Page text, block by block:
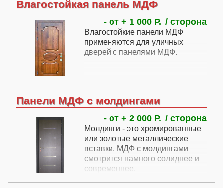
Влагостойкая панель МДФ
сторона
- от + 1 000 Р.
Влагостойкие панели МДФ
применяются для уличных
дверей с панелями МДФ.
Панели МДФ с молдингами
сторона
- от + 2 000 Р.
Молдинги - это хромированные
или золотые металлические
вставки. МДФ с молдингами
смотрится намного солиднее и
современнее.